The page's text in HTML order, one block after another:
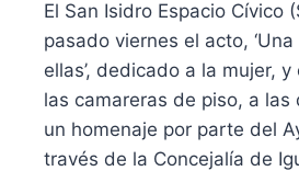
El San Isidro Espacio Cívico
pasado viernes el acto,
ellas’, dedicado a la mujer,
las camareras de piso, a las
un homenaje por parte del
través de la Concejalía de